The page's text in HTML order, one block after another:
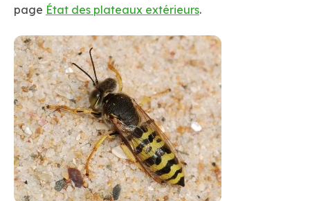
page État des plateaux extérieurs.